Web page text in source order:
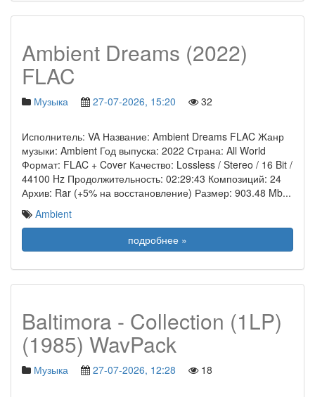
Ambient Dreams (2022)
FLAC
Музыка 27-07-2026, 15:20 32
Исполнитель: VA Название: Ambient Dreams FLAC Жанр
музыки: Ambient Год выпуска: 2022 Страна: All World
Формат: FLAC + Cover Качество: Lossless / Stereo / 16 Bit /
44100 Hz Продолжительность: 02:29:43 Композиций: 24
Архив: Rar (+5% на восстановление) Размер: 903.48 Mb...
Ambient
подробнее »
Baltimora - Collection (1LP)
(1985) WavPack
Музыка 27-07-2026, 12:28 18